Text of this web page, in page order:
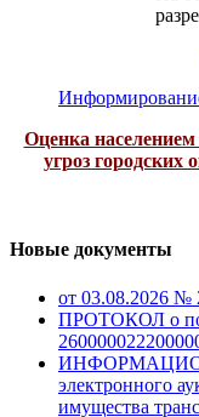
Оценка
угроз
Новые документы
от 03.08.2026 №
ПРОТОКОЛ о
электронного
имущества